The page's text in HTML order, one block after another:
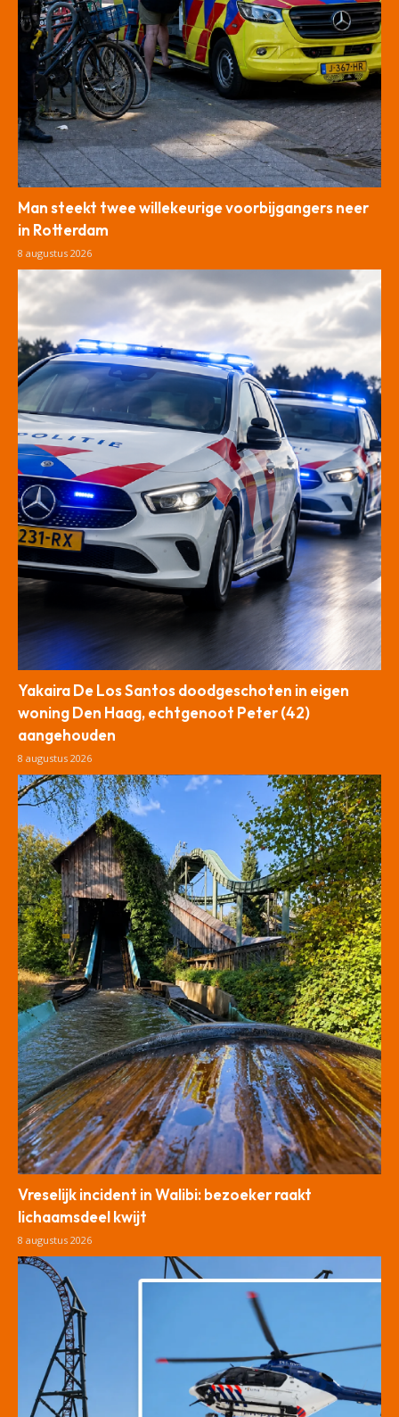
Man steekt twee willekeurige voorbijgangers neer
in Rotterdam
8 augustus 2026
Yakaira De Los Santos doodgeschoten in eigen
woning Den Haag, echtgenoot Peter (42)
aangehouden
8 augustus 2026
Vreselijk incident in Walibi: bezoeker raakt
lichaamsdeel kwijt
8 augustus 2026